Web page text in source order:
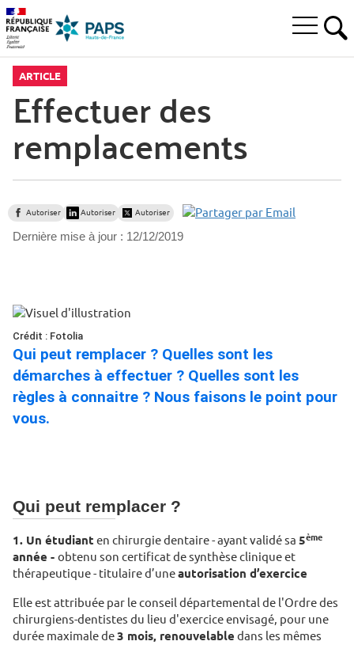
Aller
la
Aller
au
menu
Aller
au
contenu
Ouvrir
ARTICLE
Effectuer des
remplacements
Autoriser Autoriser Autoriser
Dernière mise à jour : 12/12/2019
Crédit : Fotolia
Qui peut remplacer ? Quelles sont les
démarches à effectuer ? Quelles sont les
règles à connaitre ? Nous faisons le point pour
vous.
Qui peut remplacer ?
1. Un étudiant en chirurgie dentaire - ayant validé sa 5ème
année - obtenu son certificat de synthèse clinique et
thérapeutique - titulaire d’uneautorisation d’exercice
Elle est attribuée par le conseil départemental de l'Ordre des
chirurgiens-dentistes du lieu d'exercice envisagé, pour une
durée maximale de3 mois, renouvelable dans les mêmes